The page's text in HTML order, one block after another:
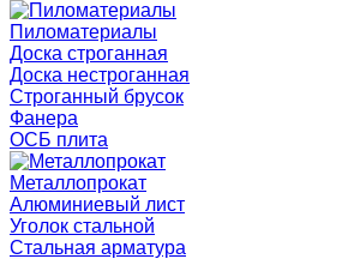
Пиломатериалы
Доска строганная
Доска нестроганная
Строганный брусок
Фанера
ОСБ плита
Металлопрокат
Алюминиевый лист
Уголок стальной
Стальная арматура